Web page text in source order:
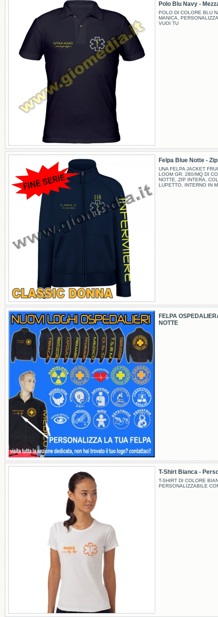
Polo Blu Navy -
POLO DI COLORE BLU
MANICA,
VUOI TU
Felpa Blue Notte - Zip
UNA FELPA JACKET
LOOM GR. 280/MQ DI
NOTTE, ZIP INTERA,
LUPETTO, INTERNO IN
FELPA
NOTTE
T-Shirt Bianca -
T-SHIRT DI COLORE
PERSONALIZZABILE